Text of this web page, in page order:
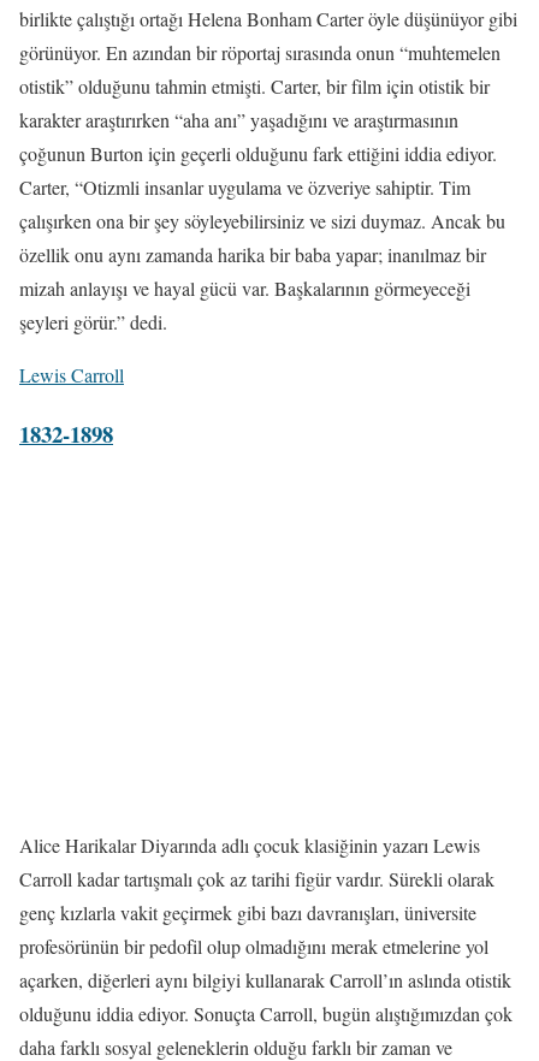
birlikte çalıştığı ortağı Helena Bonham Carter öyle düşünüyor gibi
görünüyor. En azından bir röportaj sırasında onun “muhtemelen
otistik” olduğunu tahmin etmişti. Carter, bir film için otistik bir
karakter araştırırken “aha anı” yaşadığını ve araştırmasının
çoğunun Burton için geçerli olduğunu fark ettiğini iddia ediyor.
Carter, “Otizmli insanlar uygulama ve özveriye sahiptir. Tim
çalışırken ona bir şey söyleyebilirsiniz ve sizi duymaz. Ancak bu
özellik onu aynı zamanda harika bir baba yapar; inanılmaz bir
mizah anlayışı ve hayal gücü var. Başkalarının görmeyeceği
şeyleri görür.” dedi.
Lewis Carroll
1832-1898
Alice Harikalar Diyarında adlı çocuk klasiğinin yazarı Lewis
Carroll kadar tartışmalı çok az tarihi figür vardır. Sürekli olarak
genç kızlarla vakit geçirmek gibi bazı davranışları, üniversite
profesörünün bir pedofil olup olmadığını merak etmelerine yol
açarken, diğerleri aynı bilgiyi kullanarak Carroll’ın aslında otistik
olduğunu iddia ediyor. Sonuçta Carroll, bugün alıştığımızdan çok
daha farklı sosyal geleneklerin olduğu farklı bir zaman ve